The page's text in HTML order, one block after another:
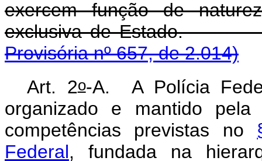
exercem função de
exclusiva de
Provisória nº 657, de 2.014)
Art. 2o-A. A Polícia
organizado e mantido
competências previstas no
Federal, fundada na